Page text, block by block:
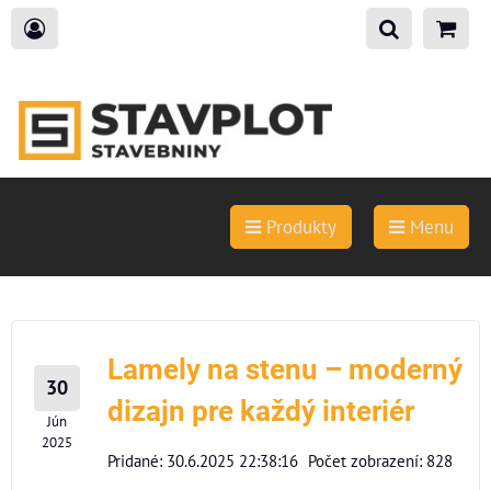
Produkty Menu
30
Jún
2025
Lamely na stenu – moderný
dizajn pre každý interiér
Pridané: 30.6.2025 22:38:16 Počet zobrazení: 828